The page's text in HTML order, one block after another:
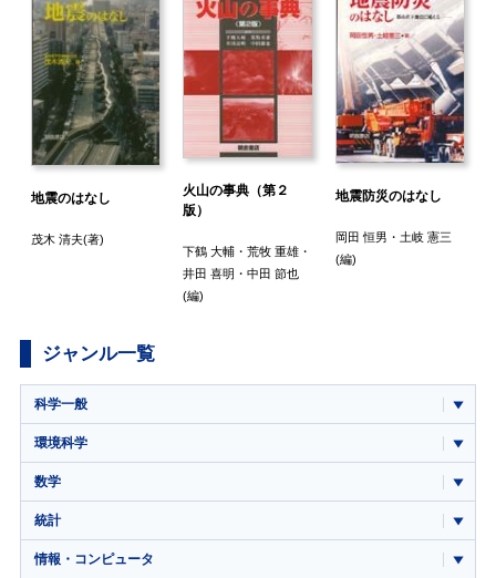
地震のはなし
茂木 清夫(著)
火山の事典（第２
版）
下鶴 大輔 ・荒牧 重雄 ・
井田 喜明 ・中田 節也
(編)
地震防災のはなし
岡田 恒男 ・ 土岐 憲三
(編)
ジャンル一覧
科学一般
環境科学
数学
統計
情報・コンピュータ